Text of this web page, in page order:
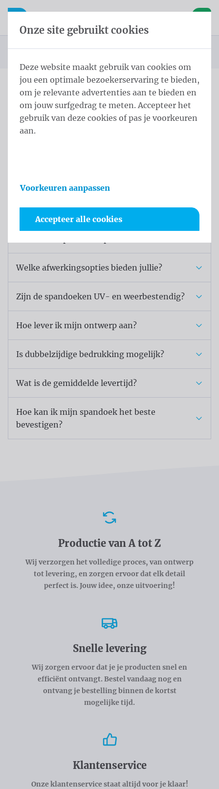
Inhoud overslaan
Taalkeuze overslaan
Open mobiele navigatie
Startpagina
FAQ Spandoeken
Kies het onderwerp
Wat is het verschil tussen Frontlit en Mesh?
Welke afwerkingsopties bieden jullie?
Zijn de spandoeken UV- en weerbestendig?
Hoe lever ik mijn ontwerp aan?
Is dubbelzijdige bedrukking mogelijk?
Wat is de gemiddelde levertijd?
Hoe kan ik mijn spandoek het beste
bevestigen?
Productie van A tot Z
Wij verzorgen het volledige proces, van ontwerp
tot levering, en zorgen ervoor dat elk detail
perfect is. Jouw idee, onze uitvoering!
Snelle levering
Wij zorgen ervoor dat je je producten snel en
efficiënt ontvangt. Bestel vandaag nog en
ontvang je bestelling binnen de kortst
mogelijke tijd.
Klantenservice
Onze klantenservice staat altijd voor je klaar!
Onze site gebruikt cookies
Deze website maakt gebruik van cookies om
jou een optimale bezoekerservaring te bieden,
om je relevante advertenties aan te bieden en
om jouw surfgedrag te meten. Accepteer het
gebruik van deze cookies of pas je voorkeuren
aan.
Voorkeuren aanpassen
Accepteer alle cookies